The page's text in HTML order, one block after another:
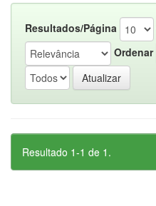
Resultados/Página
Ordenar
Resultado 1-1 de 1.